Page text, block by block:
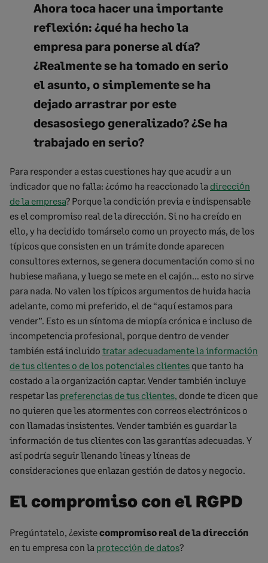
Ahora toca hacer una importante
reflexión: ¿qué ha hecho la
empresa para ponerse al día?
¿Realmente se ha tomado en serio
el asunto, o simplemente se ha
dejado arrastrar por este
desasosiego generalizado?¿Se ha
trabajado en serio?
Para responder a estas cuestiones hay que acudir a un
indicador que no falla: ¿cómo ha reaccionado la dirección
de la empresa? Porque la condición previa e indispensable
es el compromiso real de la dirección. Si no ha creído en
ello, y ha decidido tomárselo como un proyecto más, de los
típicos que consisten en un trámite donde aparecen
consultores externos, se genera documentación como si no
hubiese mañana, y luego se mete en el cajón… esto no sirve
para nada. No valen los típicos argumentos de huida hacia
adelante, como mi preferido, el de “aquí estamos para
vender”. Esto es un síntoma de miopía crónica e incluso de
incompetencia profesional, porque dentro de vender
también está incluido tratar adecuadamente la información
de tus clientes o de los potenciales clientes que tanto ha
costado a la organización captar. Vender también incluye
respetar las preferencias de tus clientes, donde te dicen que
no quieren que les atormentes con correos electrónicos o
con llamadas insistentes. Vender también es guardar la
información de tus clientes con las garantías adecuadas. Y
así podría seguir llenando líneas y líneas de
consideraciones que enlazan gestión de datos y negocio.
El compromiso con el RGPD
Pregúntatelo, ¿existecompromiso real de la dirección
en tu empresa con la protección de datos?